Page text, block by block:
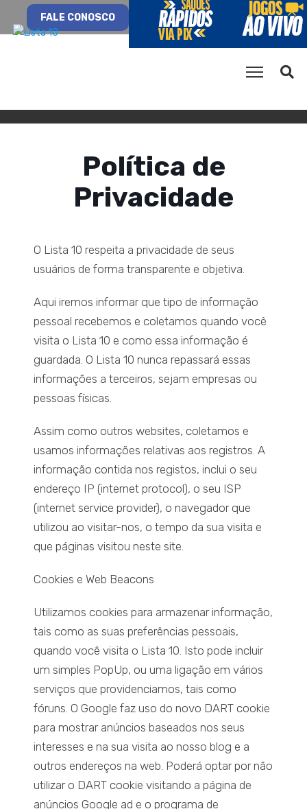
FALE CONOSCO
Política de
Privacidade
O Lista 10 respeita a privacidade de seus
usuários de forma transparente e objetiva.
Aqui iremos informar que tipo de informação
pessoal recebemos e coletamos quando você
visita o Lista 10 e como essa informação é
guardada. O Lista 10 nunca repassará essas
informações a terceiros, sejam empresas ou
pessoas físicas.
Assim como outros websites, coletamos e
usamos informações relativas aos registros. A
informação contida nos registos, inclui o seu
endereço IP (internet protocol), o seu ISP
(internet service provider), o navegador que
utilizou ao visitar-nos, o tempo da sua visita e
que páginas visitou neste site.
Cookies e Web Beacons
Utilizamos cookies para armazenar informação,
tais como as suas preferências pessoais,
quando você visita o Lista 10. Isto pode incluir
um simples PopUp, ou uma ligação em vários
serviços que providenciamos, tais como
fóruns. O Google faz uso do novo DART cookie
para mostrar anúncios baseados nos seus
interesses e na sua visita ao nosso blog e a
outros endereços na web. Poderá optar por não
utilizar o DART cookie visitando a página de
anúncios Google ad e o programa de